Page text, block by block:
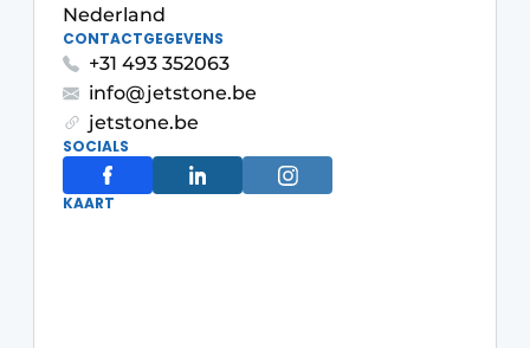
Privacy / Cookie statement
Vacature aanmelden
Video’s
Nederland
CONTACTGEGEVENS
+31 493 352063
info@jetstone.be
jetstone.be
SOCIALS
KAART